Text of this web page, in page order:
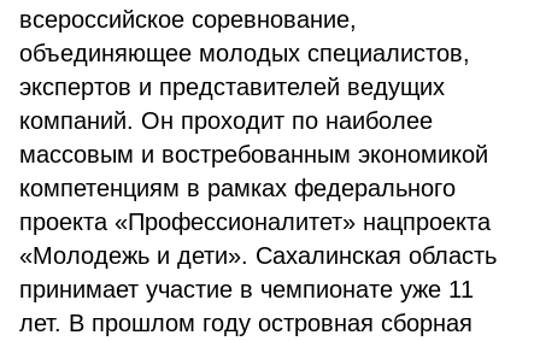
всероссийское соревнование,
объединяющее молодых специалистов,
экспертов и представителей ведущих
компаний. Он проходит по наиболее
массовым и востребованным экономикой
компетенциям в рамках федерального
проекта «Профессионалитет» нацпроекта
«Молодежь и дети». Сахалинская область
принимает участие в чемпионате уже 11
лет. В прошлом году островная сборная